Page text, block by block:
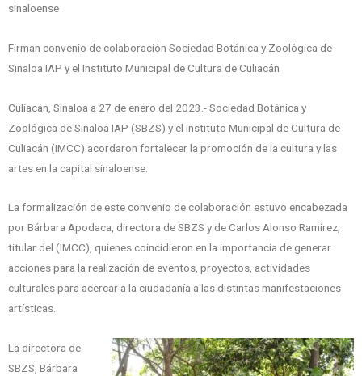
sinaloense
Firman convenio de colaboración Sociedad Botánica y Zoológica de
Sinaloa IAP y el Instituto Municipal de Cultura de Culiacán
Culiacán, Sinaloa a 27 de enero del 2023.- Sociedad Botánica y
Zoológica de Sinaloa IAP (SBZS) y el Instituto Municipal de Cultura de
Culiacán (IMCC) acordaron fortalecer la promoción de la cultura y las
artes en la capital sinaloense.
La formalización de este convenio de colaboración estuvo encabezada
por Bárbara Apodaca, directora de SBZS y de Carlos Alonso Ramírez,
titular del (IMCC), quienes coincidieron en la importancia de generar
acciones para la realización de eventos, proyectos, actividades
culturales para acercar a la ciudadanía a las distintas manifestaciones
artísticas.
La directora de
SBZS, Bárbara